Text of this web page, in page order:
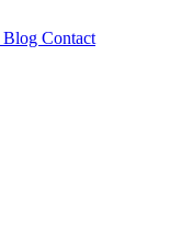
Blog Contact